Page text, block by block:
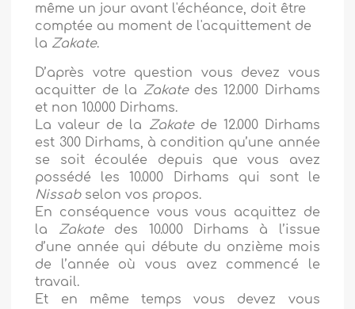
même un jour avant l'échéance, doit être
comptée au moment de l'acquittement de
la Zakate.
D’après votre question vous devez vous
acquitter de la Zakatedes 12.000 Dirhams
et non 10.000 Dirhams.
La valeur de la Zakatede 12.000 Dirhams
est 300 Dirhams, à condition qu’une année
se soit écoulée depuis que vous avez
possédé les 10.000 Dirhams qui sont le
Nissab selon vos propos.
En conséquence vous vous acquittez de
la Zakatedes 10.000 Dirhams à l’issue
d’une année qui débute du onzième mois
de l’année où vous avez commencé le
travail.
Et en même temps vous devez vous